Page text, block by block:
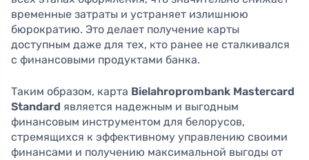
временные затраты и устраняет излишнюю
бюрократию. Это делает получение карты
доступным даже для тех, кто ранее не сталкивался
с финансовыми продуктами банка.
Таким образом, карта Bielahroprombank Mastercard
Standard является надежным и выгодным
финансовым инструментом для белорусов,
стремящихся к эффективному управлению своими
финансами и получению максимальной выгоды от